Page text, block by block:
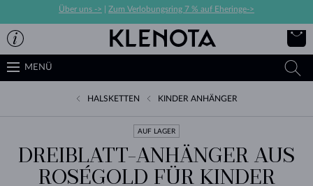
Über uns -> Zum Verlobungsring 7 % auf Eheringe->
MENÜ
HALSKETTEN KINDER ANHÄNGER
AUF LAGER
DREIBLATT-ANHÄNGER AUS
ROSÉGOLD FÜR KINDER